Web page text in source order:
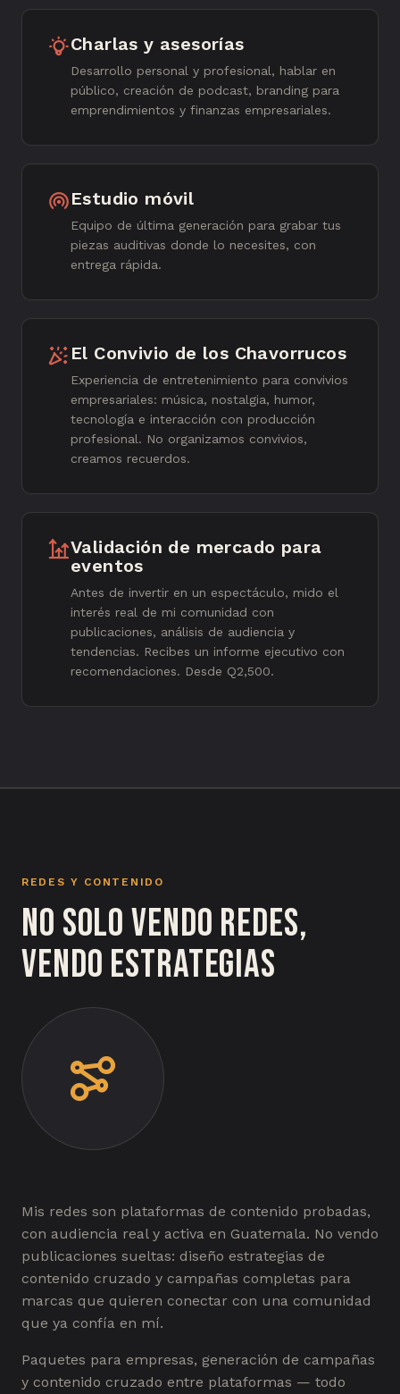
Charlas y asesorías
Desarrollo personal y profesional, hablar en
público, creación de podcast, branding para
emprendimientos y finanzas empresariales.
Estudio móvil
Equipo de última generación para grabar tus
piezas auditivas donde lo necesites, con
entrega rápida.
El Convivio de los Chavorrucos
Experiencia de entretenimiento para convivios
empresariales: música, nostalgia, humor,
tecnología e interacción con producción
profesional. No organizamos convivios,
creamos recuerdos.
Validación de mercado para
eventos
Antes de invertir en un espectáculo, mido el
interés real de mi comunidad con
publicaciones, análisis de audiencia y
tendencias. Recibes un informe ejecutivo con
recomendaciones. Desde Q2,500.
REDES Y CONTENIDO
No solo vendo redes,
vendo estrategias
Mis redes son plataformas de contenido probadas,
con audiencia real y activa en Guatemala. No vendo
publicaciones sueltas: diseño estrategias de
contenido cruzado y campañas completas para
marcas que quieren conectar con una comunidad
que ya confía en mí.
Paquetes para empresas, generación de campañas
y contenido cruzado entre plataformas — todo